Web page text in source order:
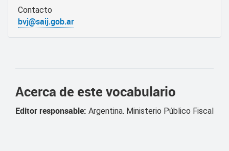
Contacto
bvj@saij.gob.ar
Acerca de este vocabulario
Editor responsable: Argentina. Ministerio Público Fiscal